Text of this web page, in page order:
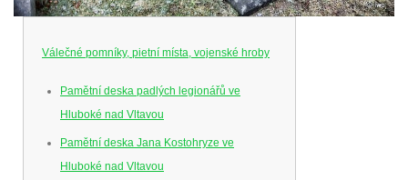
Válečné pomníky, pietní místa, vojenské hroby
Pamětní deska padlých legionářů ve
Hluboké nad Vltavou
Pamětní deska Jana Kostohryze ve
Hluboké nad Vltavou